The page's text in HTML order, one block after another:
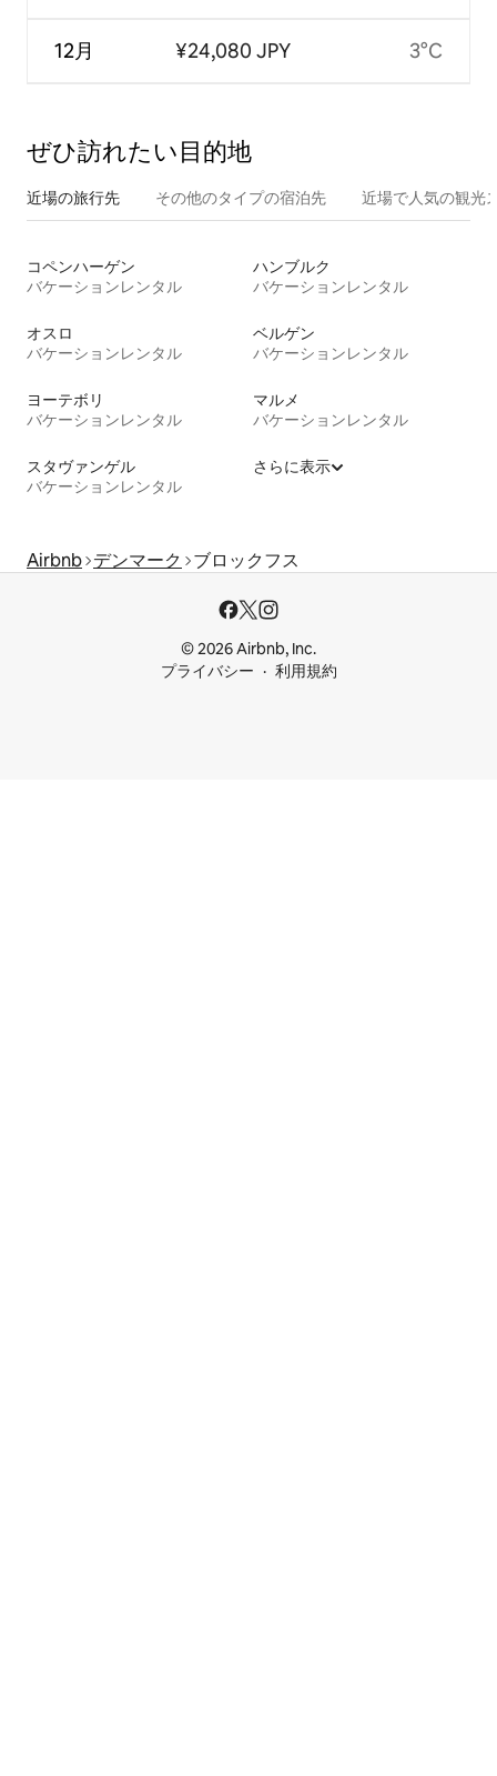
12月 ¥24,080 JPY 3°C
ぜひ訪⁠れ⁠た⁠い目⁠的⁠地
近場の旅行先 その他のタ⁠イ⁠プ⁠の宿⁠泊⁠先 近場で人気の観光
コペンハーゲン
バケーションレンタル
ハンブルク
バケーションレンタル
オスロ
バケーションレンタル
ベルゲン
バケーションレンタル
ヨーテボリ
バケーションレンタル
マルメ
バケーションレンタル
スタヴァンゲル
バケーションレンタル
さらに表示
Airbnb デンマーク ブロックフス
© 2026 Airbnb, Inc.
プライバシー
利用規約